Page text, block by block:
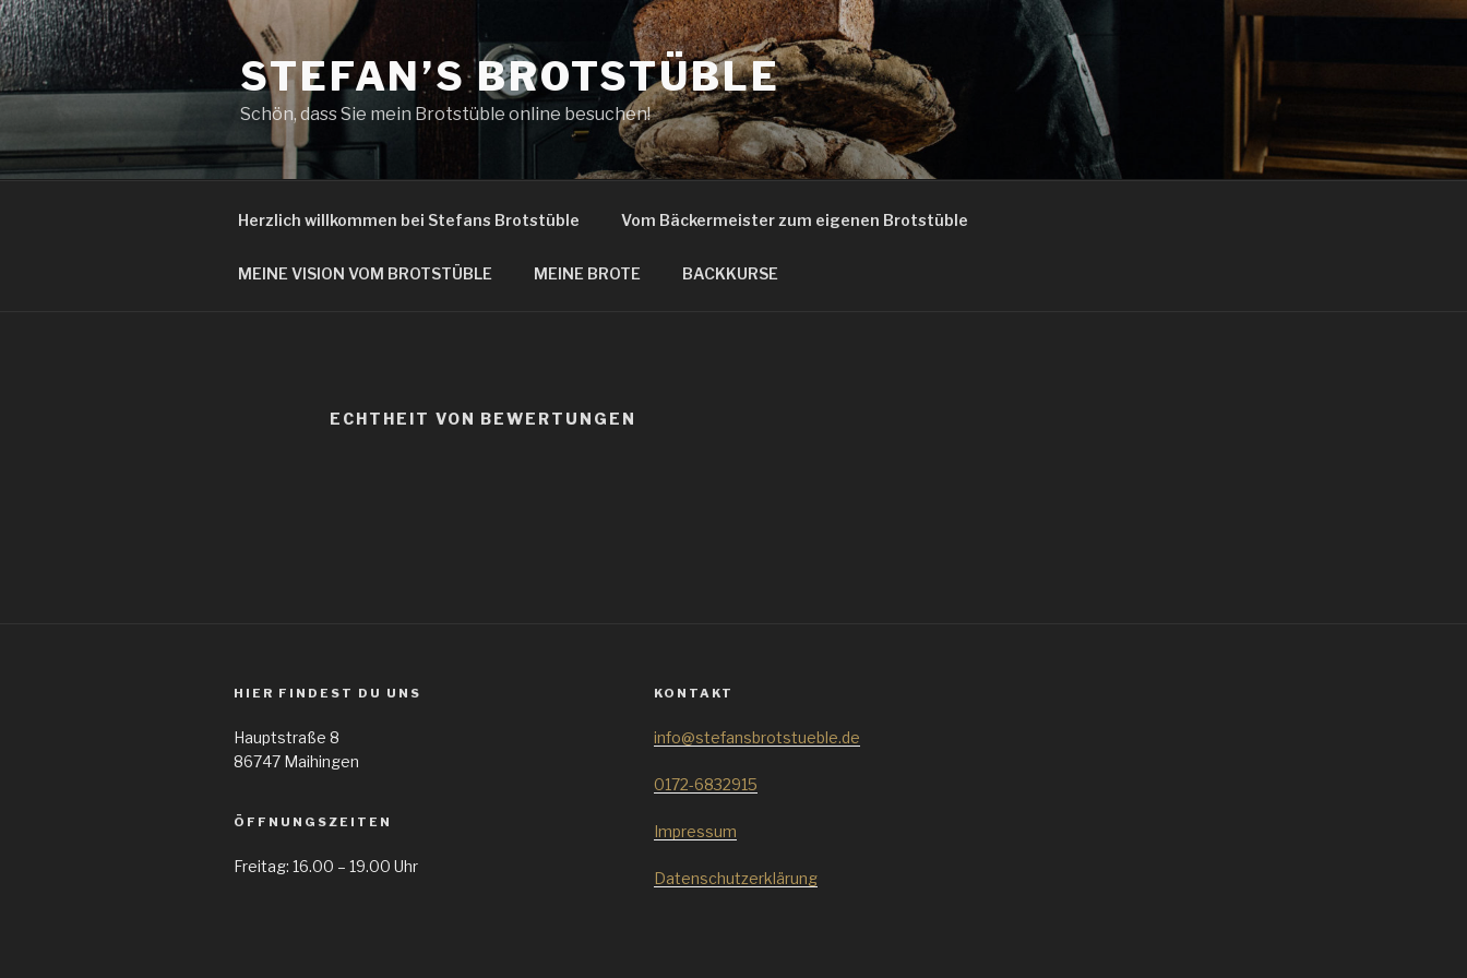
Zum
Inhalt
springen
STEFAN’S BROTSTÜBLE
Schön, dass Sie mein Brotstüble online besuchen!
Herzlich willkommen bei Stefans Brotstüble Vom Bäckermeister zum eigenen Brotstüble
MEINE VISION VOM BROTSTÜBLE MEINE BROTE BACKKURSE
ECHTHEIT VON BEWERTUNGEN
HIER FINDEST DU UNS
Hauptstraße 8
86747 Maihingen
ÖFFNUNGSZEITEN
Freitag: 16.00 – 19.00 Uhr
KONTAKT
info@stefansbrotstueble.de
0172-6832915
Impressum
Datenschutzerklärung